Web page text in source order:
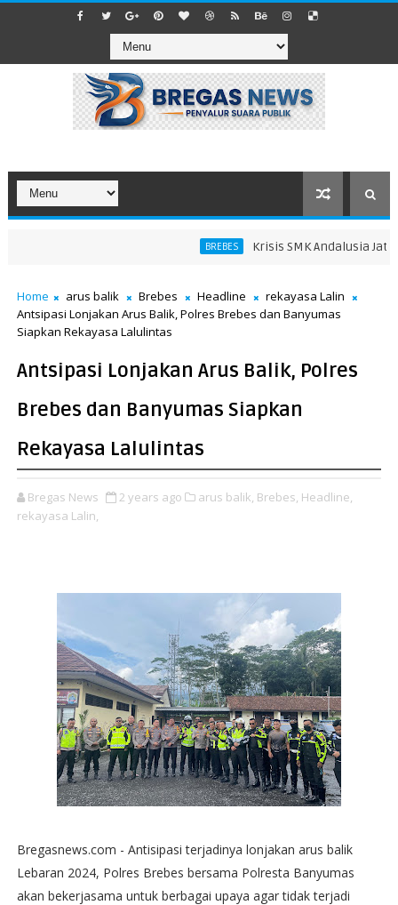
BREBES Krisis SMK Andalusia
Home arus balik Brebes Headline
rekayasa Lalin
Antsipasi Lonjakan Arus Balik, Polres Brebes dan Banyumas
Siapkan Rekayasa Lalulintas
Antsipasi Lonjakan Arus Balik, Polres
Brebes dan Banyumas Siapkan
Rekayasa Lalulintas
Bregas News 2 years ago arus balik, Brebes, Headline,
rekayasa Lalin,
Bregasnews.com - Antisipasi terjadinya lonjakan arus balik
Lebaran 2024, Polres Brebes bersama Polresta Banyumas
akan bekerjasama untuk berbagai upaya agar tidak terjadi